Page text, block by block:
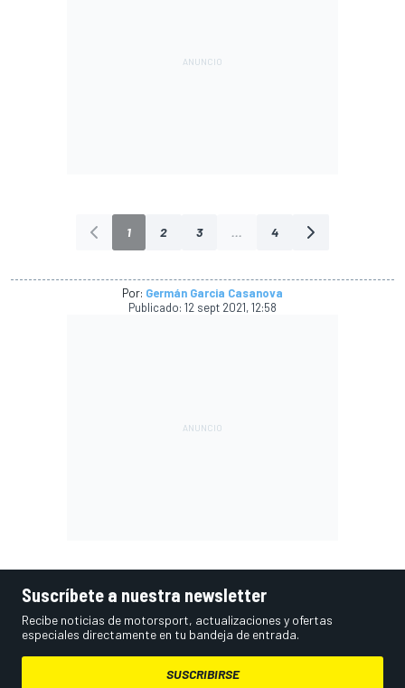
1 2 3 ... 4
Por: Germán Garcia Casanova
Publicado: 12 sept 2021, 12:58
Suscríbete a nuestra newsletter
Recibe noticias de motorsport, actualizaciones y ofertas
especiales directamente en tu bandeja de entrada.
SUSCRIBIRSE